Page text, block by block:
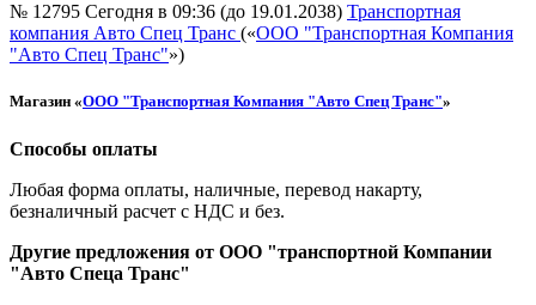
№ 12795 Сегодня в 09:36 (до 19.01.2038) Транспортная
компания Авто Спец Транс («ООО "Транспортная Компания
"Авто Спец Транс"»)
Магазин «ООО "Транспортная Компания "Авто Спец Транс"»
Способы оплаты
Любая форма оплаты, наличные, перевод накарту,
безналичный расчет с НДС и без.
Другие предложения от ООО "транспортной Компании
"Авто Спеца Транс"